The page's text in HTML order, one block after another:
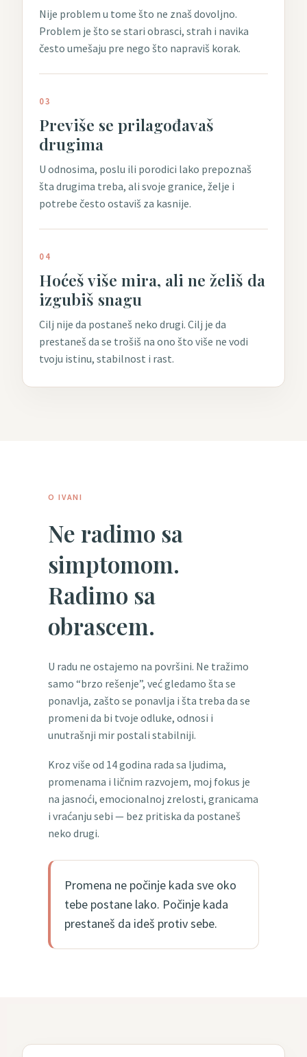
Nije problem u tome što ne znaš dovoljno.
Problem je što se stari obrasci, strah i navika
često umešaju pre nego što napraviš korak.
03
Previše se prilagođavaš
drugima
U odnosima, poslu ili porodici lako prepoznaš
šta drugima treba, ali svoje granice, želje i
potrebe često ostaviš za kasnije.
04
Hoćeš više mira, ali ne želiš da
izgubiš snagu
Cilj nije da postaneš neko drugi. Cilj je da
prestaneš da se trošiš na ono što više ne vodi
tvoju istinu, stabilnost i rast.
O IVANI
Ne radimo sa
simptomom.
Radimo sa
obrascem.
U radu ne ostajemo na površini. Ne tražimo
samo “brzo rešenje”, već gledamo šta se
ponavlja, zašto se ponavlja i šta treba da se
promeni da bi tvoje odluke, odnosi i
unutrašnji mir postali stabilniji.
Kroz više od 14 godina rada sa ljudima,
promenama i ličnim razvojem, moj fokus je
na jasnoći, emocionalnoj zrelosti, granicama
i vraćanju sebi — bez pritiska da postaneš
neko drugi.
Promena ne počinje kada sve oko
tebe postane lako. Počinje kada
prestaneš da ideš protiv sebe.